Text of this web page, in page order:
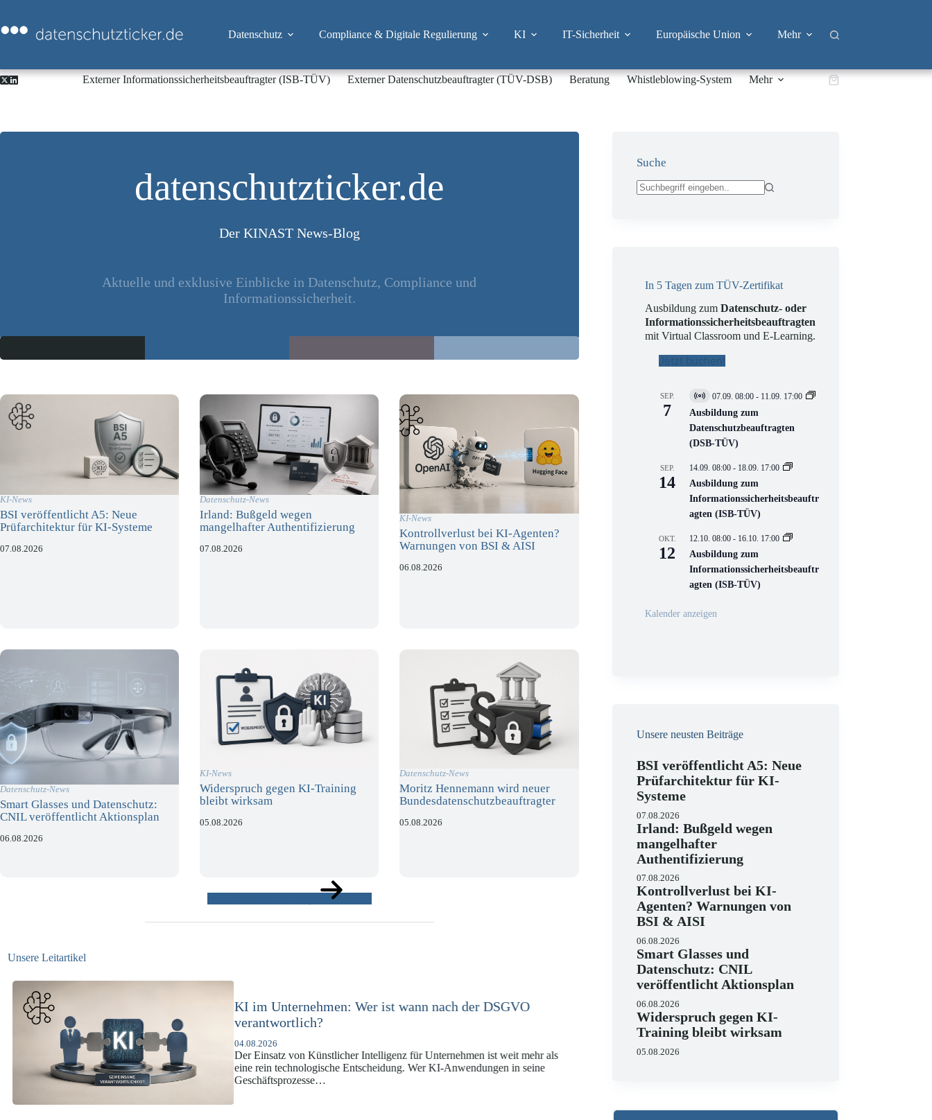
springen
Datenschutz Compliance & Digitale Regulierung KI IT-Sicherheit Europäische Union Mehr
Externer Informationssicherheitsbeauftragter (ISB-TÜV) Externer Datenschutzbeauftragter (TÜV-DSB) Beratung Whistleblowing-System Mehr Warenkorb
datenschutzticker.de
Der KINAST News-Blog
Aktuelle und exklusive Einblicke in Datenschutz, Compliance und
Informationssicherheit.
KI-News
BSI veröffentlicht A5: Neue
Prüfarchitektur für KI-Systeme
07.08.2026
Datenschutz-News
Irland: Bußgeld wegen
mangelhafter Authentifizierung
07.08.2026
KI-News
Kontrollverlust bei KI-Agenten?
Warnungen von BSI & AISI
06.08.2026
Datenschutz-News
Smart Glasses und Datenschutz:
CNIL veröffentlicht Aktionsplan
06.08.2026
KI-News
Widerspruch gegen KI-Training
bleibt wirksam
05.08.2026
Datenschutz-News
Moritz Hennemann wird neuer
Bundesdatenschutzbeauftragter
05.08.2026
Unsere Leitartikel
KI-Compliance in der Versicherungswirtschaft mit DORA,
DSGVO und KI-VO
07.07.2026
Die europäische Digitalregulierung hat in den vergangenen Jahren eine
enorme Komplexität erreicht, die insbesondere Unternehmen der Finanz-
und Versicherungswirtschaft vor…
Suche
In 5 Tagen zum TÜV-Zertifikat
Ausbildung zumDatenschutz- oder
Informationssicherheitsbeauftragten
mit Virtual Classroom und E-Learning.
Jetzt buchen!
SEP.
7
V
i
t
u
l
V
e
r
n
s
t
a
t
n
07.09. 08:00 - 11.09. 17:00
Ausbildung zum
Datenschutzbeauftragten
(DSB-TÜV)
SEP.
14
14.09. 08:00 - 18.09. 17:00
Ausbildung zum
Informationssicherheitsbeauftr
agten (ISB-TÜV)
OKT.
12
12.10. 08:00 - 16.10. 17:00
Ausbildung zum
Informationssicherheitsbeauftr
agten (ISB-TÜV)
Kalender anzeigen
Unsere neusten Beiträge
BSI veröffentlicht A5: Neue
Prüfarchitektur für KI-
Systeme
07.08.2026
Irland: Bußgeld wegen
mangelhafter
Authentifizierung
07.08.2026
Kontrollverlust bei KI-
Agenten? Warnungen von
BSI & AISI
06.08.2026
Smart Glasses und
Datenschutz: CNIL
veröffentlicht Aktionsplan
06.08.2026
Widerspruch gegen KI-
Training bleibt wirksam
05.08.2026